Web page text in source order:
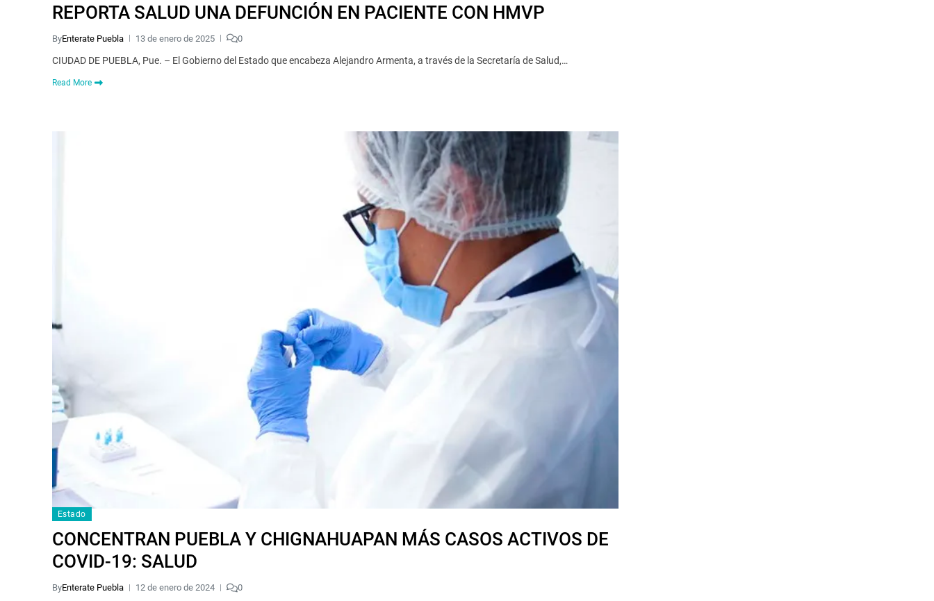
REPORTA SALUD UNA DEFUNCIÓN EN PACIENTE CON HMVP
ByEnterate Puebla 13 de enero de 2025 0
CIUDAD DE PUEBLA, Pue. – El Gobierno del Estado que encabeza Alejandro Armenta, a través de la Secretaría de Salud,…
Read More
Estado
CONCENTRAN PUEBLA Y CHIGNAHUAPAN MÁS CASOS ACTIVOS DE
COVID-19: SALUD
ByEnterate Puebla 12 de enero de 2024 0